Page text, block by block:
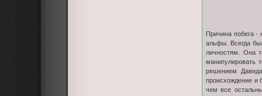
Причина побега -
альфы. Всегда
личностям. Она
манипулировать
решением
происхождение и
чем все